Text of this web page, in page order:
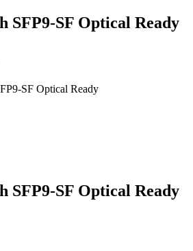
SFP9-SF Optical Ready
SF Optical Ready
SFP9-SF Optical Ready